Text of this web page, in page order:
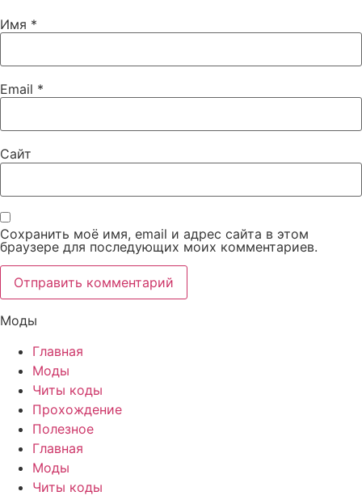
Имя *
Email *
Сайт
Сохранить моё имя, email и адрес сайта в этом
браузере для последующих моих комментариев.
Моды
Главная
Моды
Читы коды
Прохождение
Полезное
Главная
Моды
Читы коды